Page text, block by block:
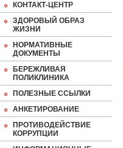
КОНТАКТ-ЦЕНТР
ЗДОРОВЫЙ ОБРАЗ
ЖИЗНИ
НОРМАТИВНЫЕ
ДОКУМЕНТЫ
БЕРЕЖЛИВАЯ
ПОЛИКЛИНИКА
ПОЛЕЗНЫЕ ССЫЛКИ
АНКЕТИРОВАНИЕ
ПРОТИВОДЕЙСТВИЕ
КОРРУПЦИИ